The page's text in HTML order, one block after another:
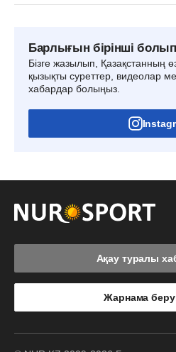
Барлығын бірінші
Бізге жазылып, Қазақстанның
қызықты суреттер, видеолар
хабардар болыңыз.
Ақау туралы
Жарнама